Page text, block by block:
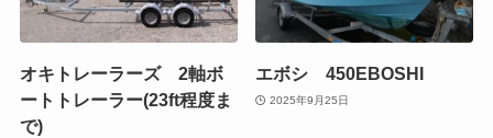
オキトレーラーズ 2軸ボ
ートトレーラー(23ft程度ま
で)
エボシ 450EBOSHI
2025年9月25日